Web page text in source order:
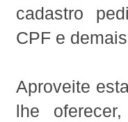
cadastro
CPF e
Aproveite
lhe